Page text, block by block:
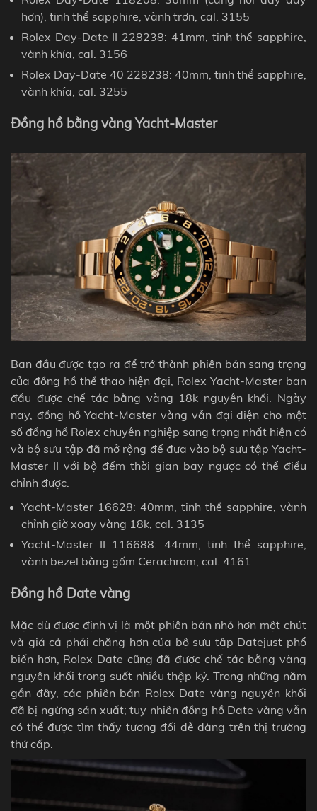
hơn), tinh thể sapphire, vành trơn, cal. 3155
Rolex Day-Date II 228238: 41mm, tinh thể sapphire,
vành khía , cal. 3156
Rolex Day-Date 40 228238: 40mm, tinh thể sapphire,
vành khía, cal. 3255
Đồng hồ bằng vàng Yacht-Master
Ban đầu được tạo ra để trở thành phiên bản sang trọng
của đồng hồ thể thao hiện đại, Rolex Yacht-Master ban
đầu được chế tác bằng vàng 18k nguyên khối. Ngày
nay, đồng hồ Yacht-Master vàng vẫn đại diện cho một
số đồng hồ Rolex chuyên nghiệp sang trọng nhất hiện có
và bộ sưu tập đã mở rộng để đưa vào bộ sưu tập Yacht-
Master II với bộ đếm thời gian bay ngược có thể điều
chỉnh được.
Yacht-Master 16628: 40mm, tinh thể sapphire, vành
chỉnh giờ xoay vàng 18k, cal. 3135
Yacht-Master II 116688: 44mm, tinh thể sapphire,
vành bezel bằng gốm Cerachrom, cal. 4161
Đồng hồ Date vàng
Mặc dù được định vị là một phiên bản nhỏ hơn một chút
và giá cả phải chăng hơn của bộ sưu tập Datejust phổ
biến hơn, Rolex Date cũng đã được chế tác bằng vàng
nguyên khối trong suốt nhiều thập kỷ. Trong những năm
gần đây, các phiên bản Rolex Date vàng nguyên khối
đã bị ngừng sản xuất; tuy nhiên đồng hồ Date vàng vẫn
có thể được tìm thấy tương đối dễ dàng trên thị trường
thứ cấp.